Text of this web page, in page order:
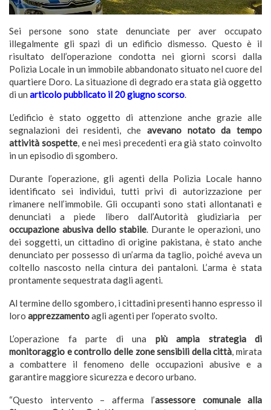
Sei persone sono state denunciate per aver occupato
illegalmente gli spazi di un edificio dismesso. Questo è il
risultato dell’operazione condotta nei giorni scorsi dalla
Polizia Locale in un immobile abbandonato situato nel cuore del
quartiere Doro. La situazione di degrado era stata già oggetto
di un articolo pubblicato il 20 giugno scorso.
L’edificio è stato oggetto di attenzione anche grazie alle
segnalazioni dei residenti, che avevano notato da tempo
attività sospette, e nei mesi precedenti era già stato coinvolto
in un episodio di sgombero.
Durante l’operazione, gli agenti della Polizia Locale hanno
identificato sei individui, tutti privi di autorizzazione per
rimanere nell’immobile. Gli occupanti sono stati allontanati e
denunciati a piede libero dall’Autorità giudiziaria per
occupazione abusiva dello stabile. Durante le operazioni, uno
dei soggetti, un cittadino di origine pakistana, è stato anche
denunciato per possesso di un’arma da taglio, poiché aveva un
coltello nascosto nella cintura dei pantaloni. L’arma è stata
prontamente sequestrata dagli agenti.
Al termine dello sgombero, i cittadini presenti hanno espresso il
loro apprezzamentoagli agenti per l’operato svolto.
L’operazione fa parte di una più ampia strategia di
monitoraggio e controllo delle zone sensibili della città, mirata
a combattere il fenomeno delle occupazioni abusive e a
garantire maggiore sicurezza e decoro urbano.
“Questo intervento – afferma l’assessore comunale alla